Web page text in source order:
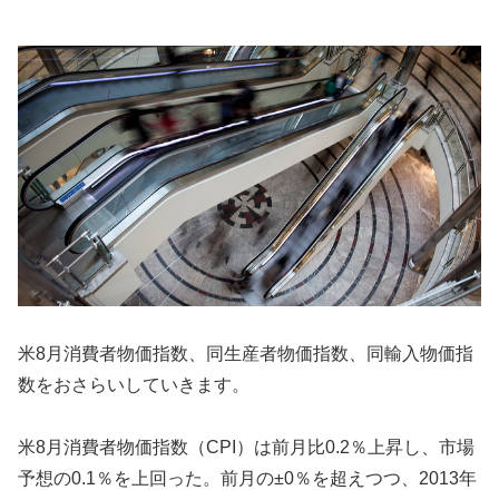
米8月消費者物価指数、同生産者物価指数、同輸入物価指
数をおさらいしていきます。
米8月消費者物価指数（CPI）は前月比0.2％上昇し、市場
予想の0.1％を上回った。前月の±0％を超えつつ、2013年